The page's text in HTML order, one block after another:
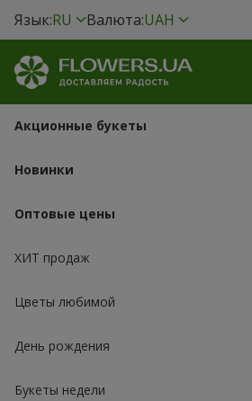
Язык:RU Валюта:UAH
Акционные букеты
Новинки
Оптовые цены
ХИТ продаж
Цветы любимой
День рождения
Букеты недели